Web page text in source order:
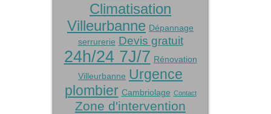
Climatisation
Villeurbanne Dépannage
serrurerie Devis gratuit
24h/24 7J/7 Rénovation
Villeurbanne Urgence
plombier Cambriolage Contact
Zone d'intervention